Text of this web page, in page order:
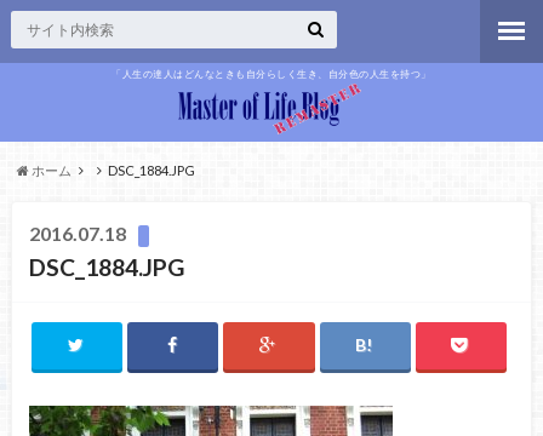
「人生の達人はどんなときも自分らしく生き、自分色の人生を持つ」
ホーム DSC_1884.JPG
2016.07.18
DSC_1884.JPG